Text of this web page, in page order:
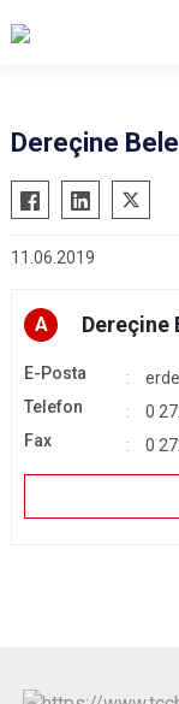
Başmakçı
Bayat
Bolvadin
Çobanlar
Dazkırı
Dinar
Emirdağ
Dereçine
11.06.2019
A Dereçine
E-Posta
Telefon
0
Fax
0